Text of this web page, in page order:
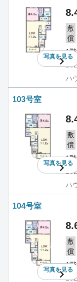
写真を見る
敷
償
1
ハ
103号室
写真を見る
敷
償
1
ハ
104号室
写真を見る
敷
償
1